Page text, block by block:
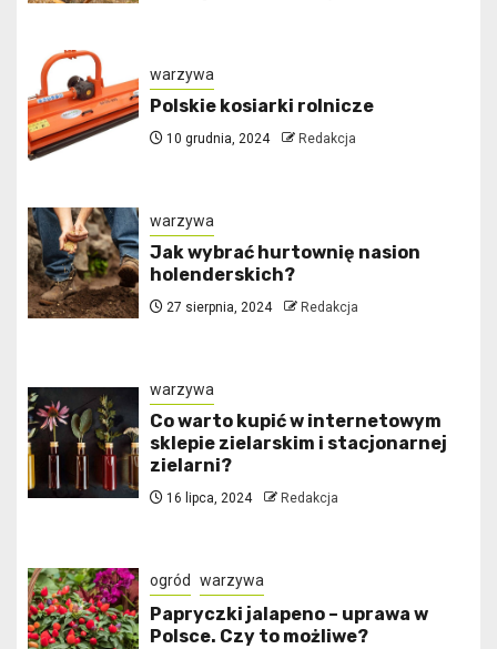
warzywa
Polskie kosiarki rolnicze
10 grudnia, 2024 Redakcja
warzywa
Jak wybrać hurtownię nasion
holenderskich?
27 sierpnia, 2024 Redakcja
warzywa
Co warto kupić w internetowym
sklepie zielarskim i stacjonarnej
zielarni?
16 lipca, 2024 Redakcja
ogród warzywa
Papryczki jalapeno – uprawa w
Polsce. Czy to możliwe?